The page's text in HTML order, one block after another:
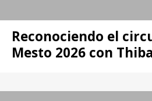
Reconociendo el
Mesto 2026 con